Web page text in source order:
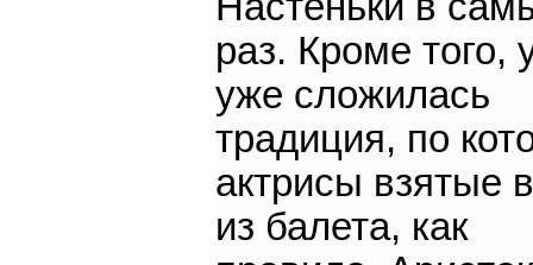
раз. Кроме того,
уже сложилась
традиция, по
актрисы взятые
из балета, как